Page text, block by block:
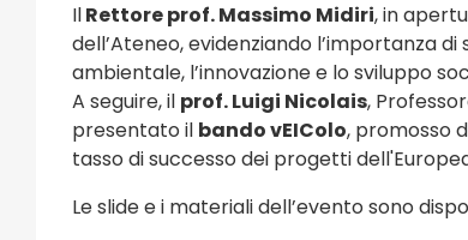
IlRettore prof. Massimo Midiri, in
dell’Ateneo, evidenziando l’importanza
ambientale, l’innovazione e lo sviluppo
A seguire, il prof. Luigi Nicolais,
presentato il bando vEIColo, promosso
tasso di successo dei progetti
Le slide e i materiali dell’evento sono